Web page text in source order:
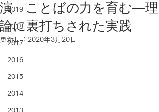
2019
2018
2017
2016
2015
2014
2013
演 ことばの力を育む—理
論に裏打ちされた実践
更新日： 2020年3月20日